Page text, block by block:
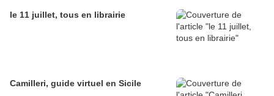
le 11 juillet, tous en librairie
Camilleri, guide virtuel en Sicile